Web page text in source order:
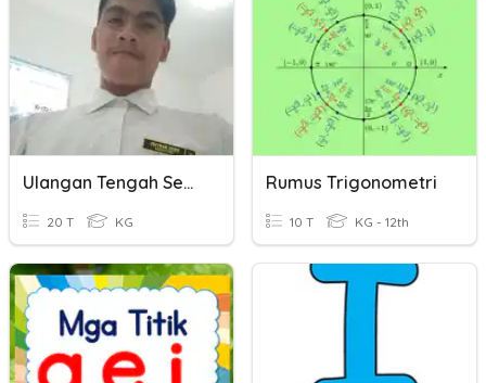
Ulangan Tengah Semester Matematika Kelas VIII
20 T KG
Rumus Trigonometri
10 T KG - 12th